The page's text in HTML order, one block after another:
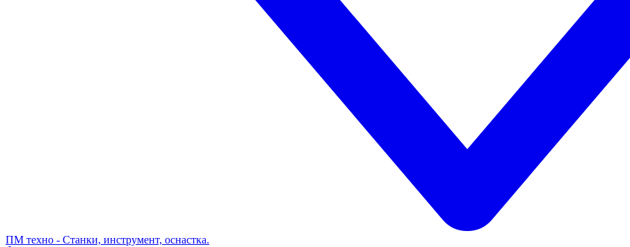
ПМ техно - Станки, инструмент, оснастка.